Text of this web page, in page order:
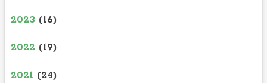
2023 (16)
2022 (19)
2021 (24)